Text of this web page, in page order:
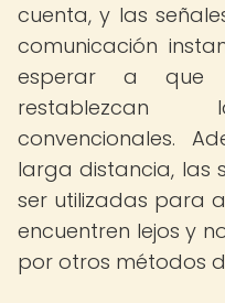
cuenta, y las
comunicación
esperar a que
restablezcan
convencionales.
larga distancia, las
ser utilizadas para
encuentren lejos y
por otros métodos